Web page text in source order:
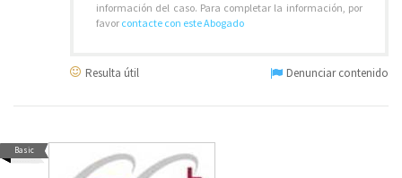
información del caso. Para completar la información, por
favor contacte con este Abogado
Resulta útil Denunciar contenido
Basic